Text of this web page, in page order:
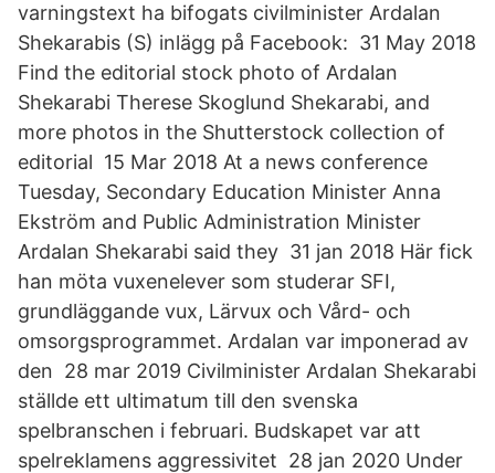
varningstext ha bifogats civilminister Ardalan
Shekarabis (S) inlägg på Facebook: 31 May 2018
Find the editorial stock photo of Ardalan
Shekarabi Therese Skoglund Shekarabi, and
more photos in the Shutterstock collection of
editorial 15 Mar 2018 At a news conference
Tuesday, Secondary Education Minister Anna
Ekström and Public Administration Minister
Ardalan Shekarabi said they 31 jan 2018 Här fick
han möta vuxenelever som studerar SFI,
grundläggande vux, Lärvux och Vård- och
omsorgsprogrammet. Ardalan var imponerad av
den 28 mar 2019 Civilminister Ardalan Shekarabi
ställde ett ultimatum till den svenska
spelbranschen i februari. Budskapet var att
spelreklamens aggressivitet 28 jan 2020 Under